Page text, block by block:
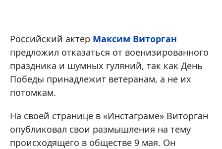
Российский актер Максим Виторган
предложил отказаться от военизированного
праздника и шумных гуляний, так как День
Победы принадлежит ветеранам, а не их
потомкам.
На своей странице в «Инстаграме» Виторган
опубликовал свои размышления на тему
происходящего в обществе 9 мая. Он